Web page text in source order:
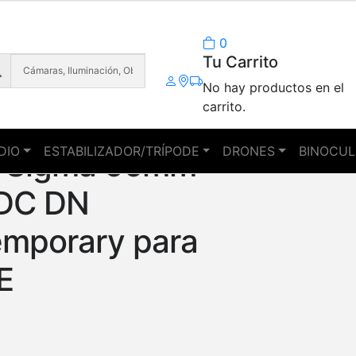
0
Tu Carrito
No hay productos en el
carrito.
ESTABILIZADOR/TRÍPODE DRONES
56mm
DN
para